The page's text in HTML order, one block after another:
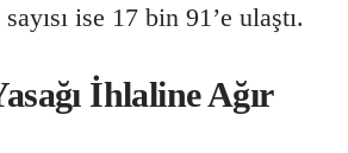
ise 17 bin 91’e ulaştı.
İhlaline Ağır